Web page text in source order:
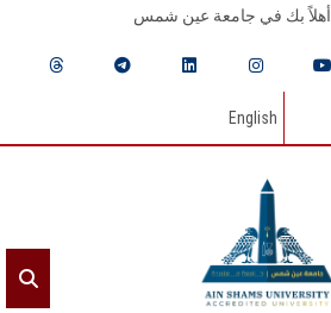
أهلاً بك في جامعة عين شمس
English